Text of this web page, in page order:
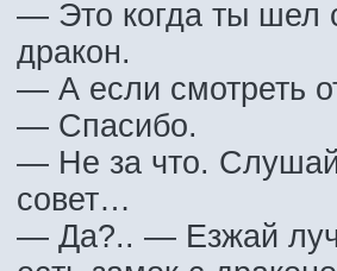
— Это когда ты шел
дракон.
— А если смотреть
— Спасибо.
— Не за что.
совет…
— Да?.. — Езжай